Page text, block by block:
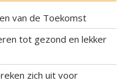
van de Toekomst
tot gezond en lekker
zich uit voor